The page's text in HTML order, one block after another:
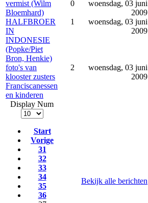
vermist (Wilm
Bloemhard)
0
woensdag, 03 juni
2009
HALFBROER
IN
INDONESIE
(Popke/Piet
Bron, Henkie)
1
woensdag, 03 juni
2009
foto's van
klooster zusters
Franciscanessen
en kinderen
2
woensdag, 03 juni
2009
Display Num
Start
Vorige
31
32
33
34
35
36
Bekijk alle berichten